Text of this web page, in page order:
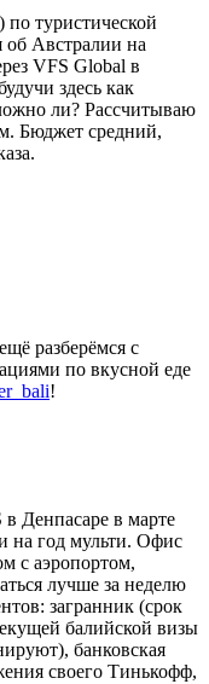
туристической
об Австралии на
VFS Global в
здесь как
ли? Рассчитываю
Бюджет средний,
разберёмся с
по вкусной еде
!
Денпасаре в марте
на год мульти. Офис
с аэропортом,
лучше за неделю
загранник (срок
балийской визы
банковская
своего Тинькофф,